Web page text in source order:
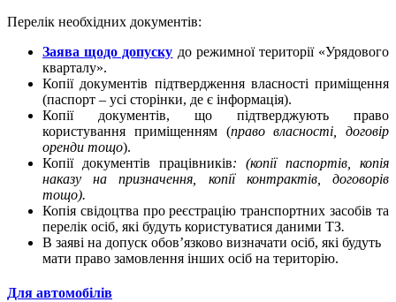
Перелік необхідних документів:
Заява щодо допуску до режимної території «Урядового
кварталу».
Копії документів підтвердження власності приміщення
(паспорт – усі сторінки, де є інформація).
Копії документів, що підтверджують право
користування приміщенням (право власності,
договір
оренди тощо).
Копії документів працівників: (копії паспортів, копія
наказу на призначення, копії контрактів, договорів
тощо).
Копія свідоцтва про реєстрацію транспортних засобів та
перелік осіб, які будуть користуватися даними ТЗ.
В заяві на допуск обов’язково визначати осіб, які будуть
мати право замовлення інших осіб на територію.
Для автомобілів